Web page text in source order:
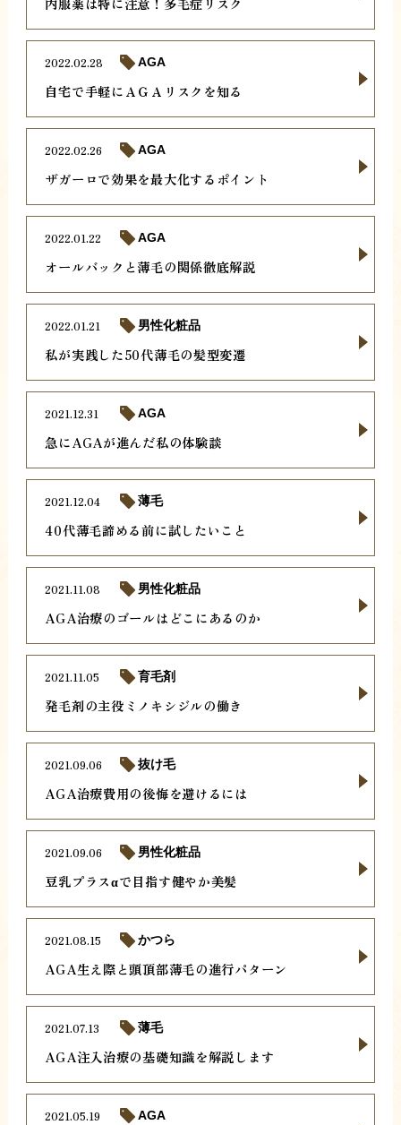
自宅で手軽にＡＧＡリスクを知る
2022.02.28 AGA
ザガーロで効果を最大化するポイント
2022.02.26 AGA
オールバックと薄毛の関係徹底解説
2022.01.22 AGA
私が実践した50代薄毛の髪型変遷
2022.01.21 男性化粧品
急にAGAが進んだ私の体験談
2021.12.31 AGA
40代薄毛諦める前に試したいこと
2021.12.04 薄毛
AGA治療のゴールはどこにあるのか
2021.11.08 男性化粧品
発毛剤の主役ミノキシジルの働き
2021.11.05 育毛剤
AGA治療費用の後悔を避けるには
2021.09.06 抜け毛
豆乳プラスαで目指す健やか美髪
2021.09.06 男性化粧品
AGA生え際と頭頂部薄毛の進行パターン
2021.08.15 かつら
AGA注入治療の基礎知識を解説します
2021.07.13 薄毛
2021.05.19 AGA